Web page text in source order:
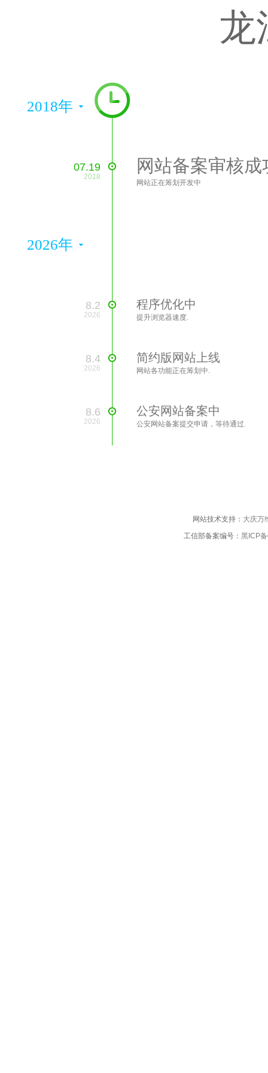
龙
2018年
07.19
2018
网站备案审核成
网站正在筹划开发中
2026年
8.2
2026
程序优化中
提升浏览器速度.
8.4
2026
简约版网站上线
网站各功能正在筹划中.
8.6
2026
公安网站备案中
公安网站备案提交申请，等待通过.
网站技术支持： 大庆万
工信部备案编号： 黑ICP